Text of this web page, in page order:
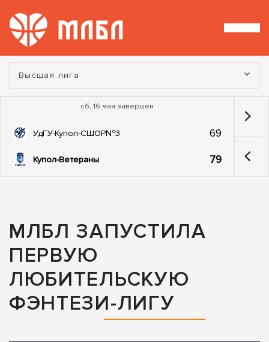
Турнир:
Высшая лига
сб, 16 мая завершен
УдГУ-Купол-СШОР№3 69
Купол-Ветераны 79
МЛБЛ ЗАПУСТИЛА
ПЕРВУЮ
ЛЮБИТЕЛЬСКУЮ
ФЭНТЕЗИ-ЛИГУ